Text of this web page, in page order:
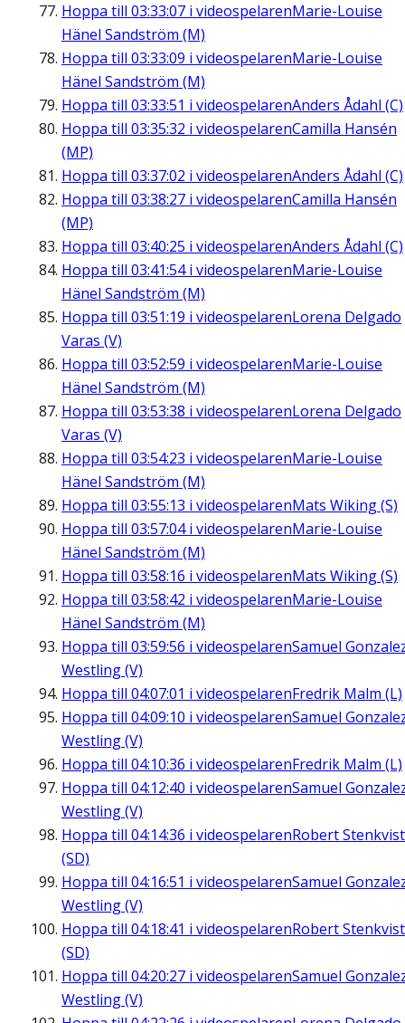
Hoppa till 03:33:07 i videospelarenMarie-Louise
Hänel Sandström (M)
Hoppa till 03:33:09 i videospelarenMarie-Louise
Hänel Sandström (M)
Hoppa till 03:33:51 i videospelarenAnders Ådahl (C)
Hoppa till 03:35:32 i videospelarenCamilla Hansén
(MP)
Hoppa till 03:37:02 i videospelarenAnders Ådahl (C)
Hoppa till 03:38:27 i videospelarenCamilla Hansén
(MP)
Hoppa till 03:40:25 i videospelarenAnders Ådahl (C)
Hoppa till 03:41:54i videospelarenMarie-Louise
Hänel Sandström (M)
Hoppa till 03:51:19 i videospelarenLorena Delgado
Varas (V)
Hoppa till 03:52:59 i videospelarenMarie-Louise
Hänel Sandström (M)
Hoppa till 03:53:38 i videospelarenLorena Delgado
Varas (V)
Hoppa till 03:54:23 i videospelarenMarie-Louise
Hänel Sandström (M)
Hoppa till 03:55:13 i videospelarenMats Wiking (S)
Hoppa till 03:57:04i videospelarenMarie-Louise
Hänel Sandström (M)
Hoppa till 03:58:16 i videospelarenMats Wiking (S)
Hoppa till 03:58:42 i videospelarenMarie-Louise
Hänel Sandström (M)
Hoppa till 03:59:56 i videospelarenSamuel
Westling (V)
Hoppa till 04:07:01 i videospelarenFredrik Malm (L)
Hoppa till 04:09:10 i videospelarenSamuel
Westling (V)
Hoppa till 04:10:36 i videospelarenFredrik Malm (L)
Hoppa till 04:12:40 i videospelarenSamuel
Westling (V)
Hoppa till 04:14:36 i videospelarenRobert Stenkvist
(SD)
Hoppa till 04:16:51 i videospelarenSamuel
Westling (V)
Hoppa till 04:18:41 i videospelarenRobert Stenkvist
(SD)
Hoppa till 04:20:27 i videospelarenSamuel
Westling (V)